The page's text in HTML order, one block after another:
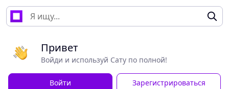
Привет
Войди и используй Сату по полной!
Войти Зарегистрироваться